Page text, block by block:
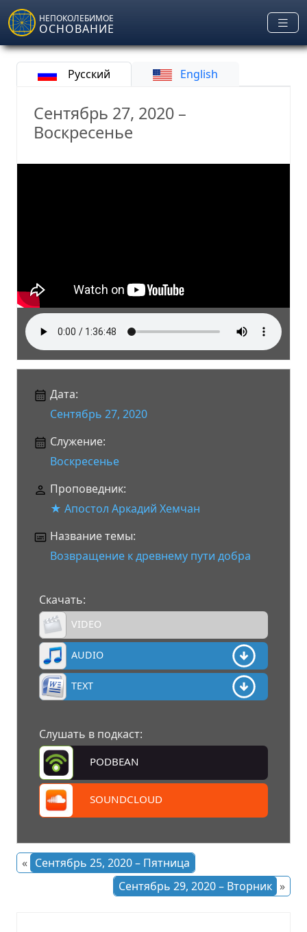
Skip to main content
НЕПОКОЛЕБИМОЕ
ОСНОВАНИЕ
Русский English
Сентябрь 27, 2020 –
Воскресенье
Дата:
Сентябрь 27, 2020
Служение:
Воскресенье
Проповедник:
★ Апостол Аркадий Хемчан
Название темы:
Возвращение к древнему пути добра
Скачать:
VIDEO
AUDIO
TEXT
Слушать в подкаст:
PODBEAN
SOUNDCLOUD
« Сентябрь 25, 2020 – Пятница
Сентябрь 29, 2020 – Вторник »